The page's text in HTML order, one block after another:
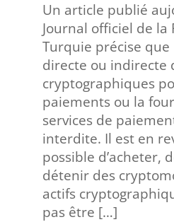
Un article publié
Journal officiel de la
Turquie précise que
directe ou indirecte
cryptographiques
paiements ou la
services de
interdite. Il est en
possible d’acheter,
détenir des
actifs
pas être […]